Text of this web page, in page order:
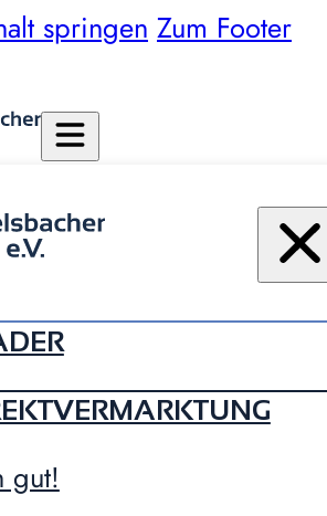
springen Zum Footer
gut!